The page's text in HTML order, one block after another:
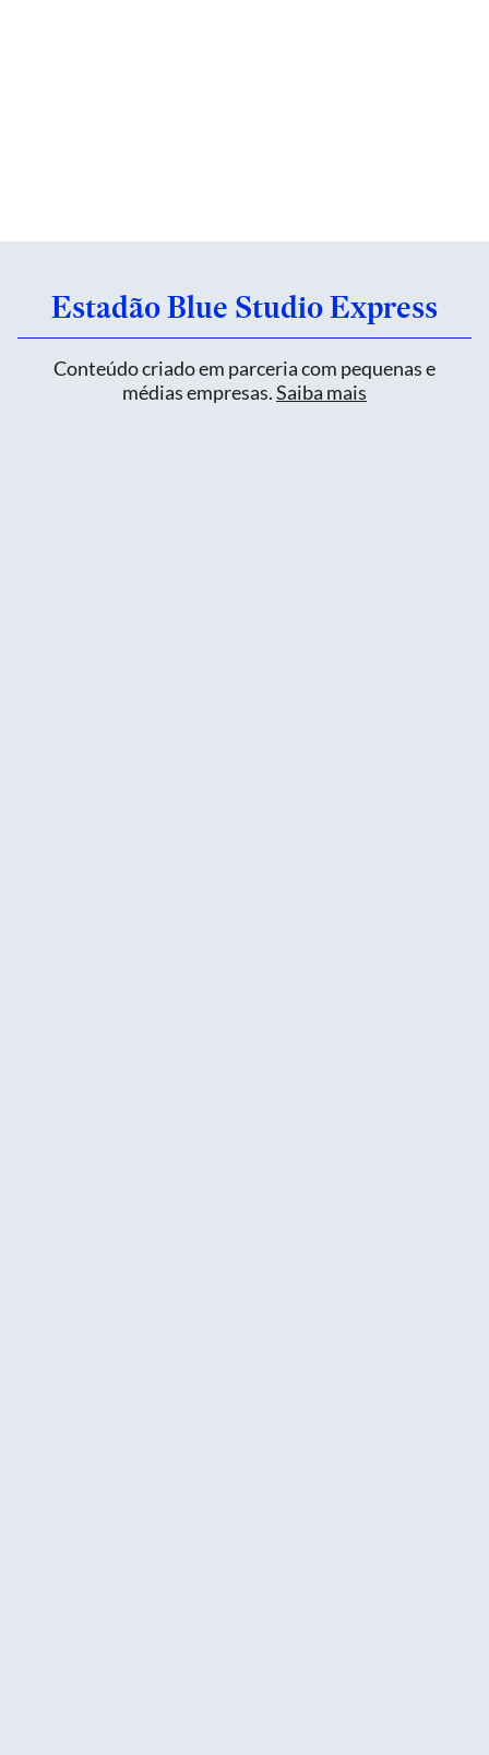
Estadão Blue Studio Express
Conteúdo criado em parceria com pequenas e
médias empresas.Saiba mais